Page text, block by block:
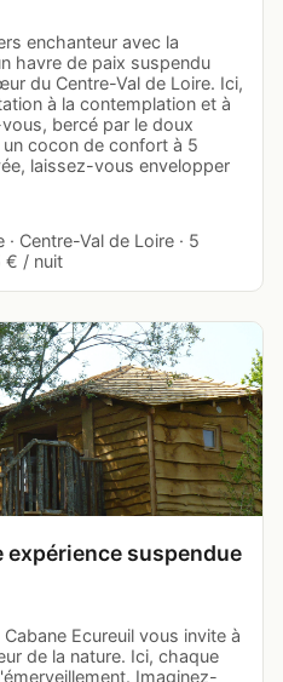
enchanteur avec la
havre de paix suspendu
du Centre-Val de Loire. Ici,
à la contemplation et à
bercé par le doux
cocon de confort à 5
laissez-vous envelopper
Centre-Val de Loire · 5
€ / nuit
expérience suspendue
Ecureuil vous invite à
de la nature. Ici, chaque
Imaginez-